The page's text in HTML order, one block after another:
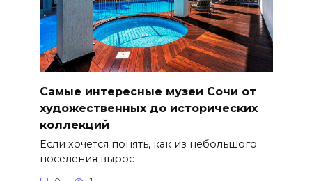
Самые интересные музеи Сочи от
художественных до исторических
коллекций
Если хочется понять, как из небольшого
поселения вырос